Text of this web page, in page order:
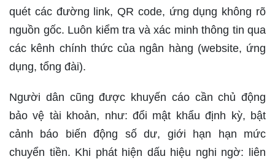
quét các đường link, QR code, ứng dụng không rõ
nguồn gốc. Luôn kiểm tra và xác minh thông tin qua
các kênh chính thức của ngân hàng (website, ứng
dụng, tổng đài).
Người dân cũng được khuyến cáo cần chủ động
bảo vệ tài khoản, như: đổi mật khẩu định kỳ, bật
cảnh báo biến động số dư, giới hạn hạn mức
chuyển tiền. Khi phát hiện dấu hiệu nghi ngờ: liên